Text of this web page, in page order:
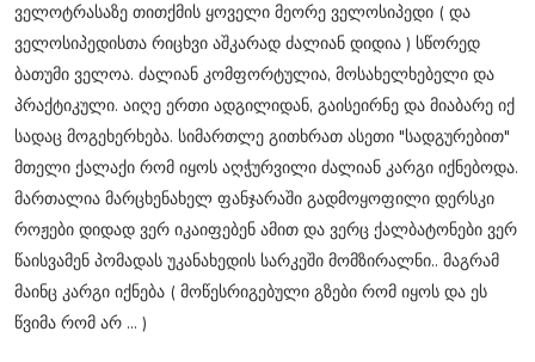
ველოტრასაზე თითქმის ყოველი მეორე ველოსიპედი ( და
ველოსიპედისთა რიცხვი აშკარად ძალიან დიდია ) სწორედ
ბათუმი ველოა. ძალიან კომფორტულია, მოსახელხებელი და
პრაქტიკული. აიღე ერთი ადგილიდან, გაისეირნე და მიაბარე იქ
სადაც მოგეხერხება. სიმართლე გითხრათ ასეთი "სადგურებით"
მთელი ქალაქი რომ იყოს აღჭურვილი ძალიან კარგი იქნებოდა.
მართალია მარცხენახელ ფანჯარაში გადმოყოფილი დერსკი
როჟები დიდად ვერ იკაიფებენ ამით და ვერც ქალბატონები ვერ
წაისვამენ პომადას უკანახედის სარკეში მომზირალნი.. მაგრამ
მაინც კარგი იქნება ( მოწესრიგებული გზები რომ იყოს და ეს
წვიმა რომ არ ... )